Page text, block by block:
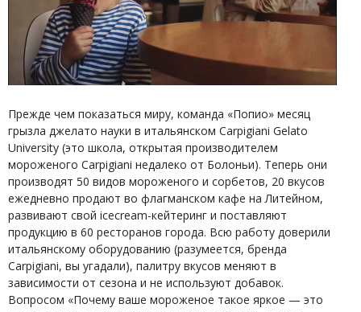
Прежде чем показаться миру, команда «Попио» месяц
грызла джелато науки в итальянском Carpigiani Gelato
University (это школа, открытая производителем
мороженого Carpigiani недалеко от Болоньи). Теперь они
производят 50 видов мороженого и сорбетов, 20 вкусов
ежедневно продают во флагманском кафе на Литейном,
развивают свой icecream-кейтеринг и поставляют
продукцию в 60 ресторанов города. Всю работу доверили
итальянскому оборудованию (разумеется, бренда
Carpigiani, вы угадали), палитру вкусов меняют в
зависимости от сезона и не используют добавок.
Вопросом «Почему ваше мороженое такое яркое — это